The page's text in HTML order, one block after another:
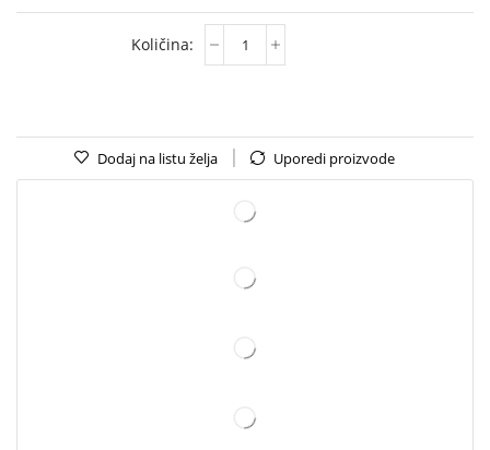
Dodaj na listu želja Uporedi proizvode